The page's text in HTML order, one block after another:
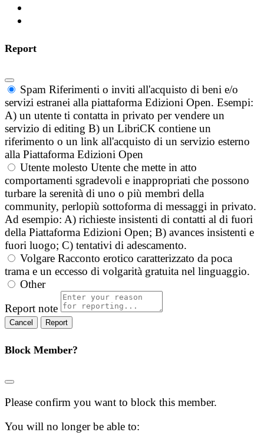
Report
Spam Riferimenti o inviti all'acquisto di beni e/o
servizi estranei alla piattaforma Edizioni Open. Esempi:
A) un utente ti contatta in privato per vendere un
servizio di editing B) un LibriCK contiene un
riferimento o un link all'acquisto di un servizio esterno
alla Piattaforma Edizioni Open
Utente molesto Utente che mette in atto
comportamenti sgradevoli e inappropriati che possono
turbare la serenità di uno o più membri della
community, perlopiù sottoforma di messaggi in privato.
Ad esempio: A) richieste insistenti di contatti al di fuori
della Piattaforma Edizioni Open; B) avances insistenti e
fuori luogo; C) tentativi di adescamento.
Volgare Racconto erotico caratterizzato da poca
trama e un eccesso di volgarità gratuita nel linguaggio.
Other
Report note
Report
Block Member?
Please confirm you want to block this member.
You will no longer be able to: